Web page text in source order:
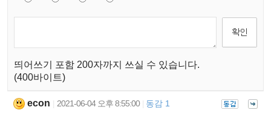
띄어쓰기 포함 200자까지 쓰실 수 있습니다.
(400바이트)
econ 2021-06-04 오후 8:55:00 동감 1